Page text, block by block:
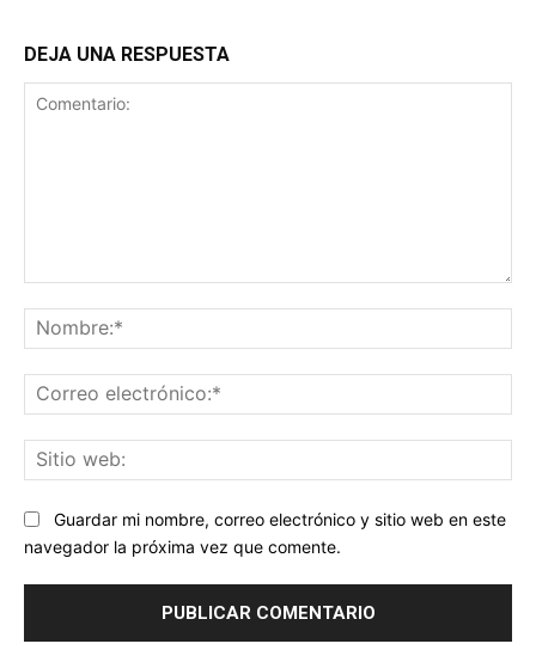
DEJA UNA RESPUESTA
Guardar mi nombre, correo electrónico y sitio web en este
navegador la próxima vez que comente.